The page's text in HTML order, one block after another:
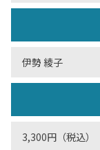
伊勢 綾子
3,300円（税込）